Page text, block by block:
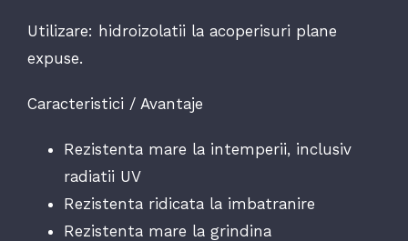
Utilizare: hidroizolatii la acoperisuri plane
expuse.
Caracteristici / Avantaje
Rezistenta mare la intemperii, inclusiv
radiatii UV
Rezistenta ridicata la imbatranire
Rezistenta mare la grindina